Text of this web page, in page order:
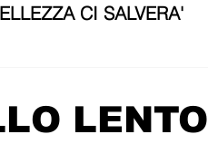
CI SALVERA'
LENTO